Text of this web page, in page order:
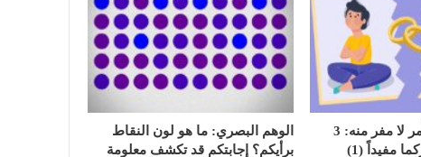
الشجار الزوجي أمر لا مفر منه: 3
مفيداً (1)
الوهم البصري: ما هو لون النقاط
برأيكم؟ إجابتكم قد تكشف معلومة